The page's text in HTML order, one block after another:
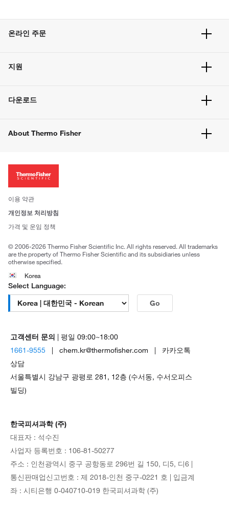
온라인 주문
주문 방법
벌크 주문
지원
고객 센터
웹사이트 개선사항
다운로드
About Thermo Fisher
투자자
사회적 책임
브랜드
이용 약관
개인정보 처리방침
가격 및 운임 정책
© 2006-2026 Thermo Fisher Scientific Inc. All rights reserved. All trademarks
are the property of Thermo Fisher Scientific and its subsidiaries unless
otherwise specified.
Korea
Select Language:
Go
고객센터 문의
| 평일 09:00~18:00
1661-9555 | chem.kr@thermofisher.com | 카카오톡
상담
서울특별시 강남구 광평로 281, 12층 (수서동, 수서오피스
빌딩)
한국피셔과학 (주)
대표자 : 석수진
사업자 등록번호 : 106-81-50277
주소 : 인천광역시 중구 공항동로 296번 길 150, 디5, 디6 |
통신판매업신고번호 : 제 2018-인천 중구-0221 호 | 입금계
좌 : 시티은행 0-040710-019 한국피셔과학 (주)